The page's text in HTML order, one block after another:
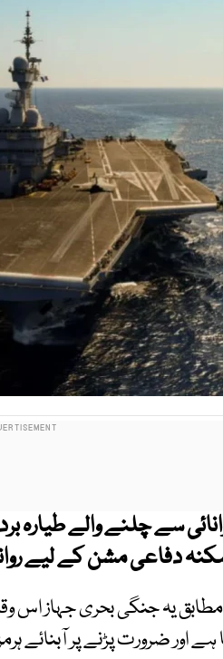
سے چلنے والے طیارہ
دفاعی مشن کے لیے
یہ جنگی بحری جہاز
ہے اور ضرورت پڑنے پر آبنائے